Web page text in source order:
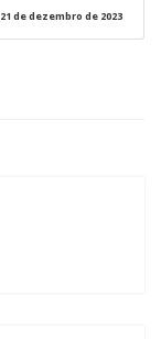
21 de dezembro de 2023